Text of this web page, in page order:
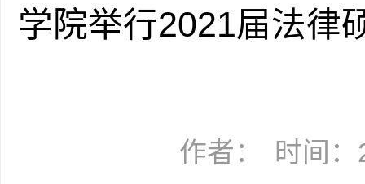
学院举行2021届法律
作者： 时间